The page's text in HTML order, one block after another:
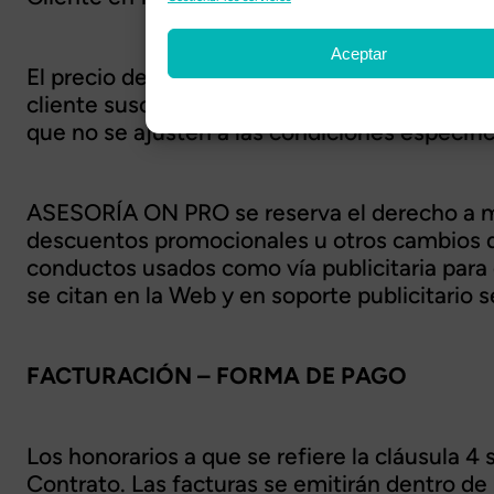
Aceptar
El precio de las suscripciones activas se
cliente suscrito. Lo anteriormente dicho, sin
que no se ajusten a las condiciones
ASESORÍA ON PRO se reserva el derecho
descuentos promocionales u otros cambios
conductos usados como vía publicitaria
se citan en la Web y en soporte publicitario
FACTURACIÓN – FORMA DE PAGO
Los honorarios a que se refiere la cláusula
Contrato. Las facturas se emitirán dentro